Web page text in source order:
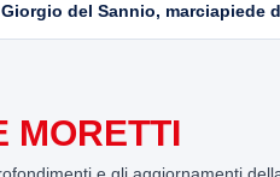
del Sannio, marciapiede
MORETTI